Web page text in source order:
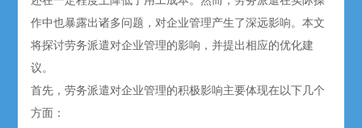
作中也暴露出诸多问题，对企业管理产生了深远影响。本文
将探讨劳务派遣对企业管理的影响，并提出相应的优化建
议。
首先，劳务派遣对企业管理的积极影响主要体现在以下几个
方面：